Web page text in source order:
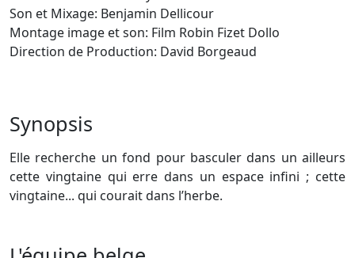
Son et Mixage: Benjamin Dellicour
Montage image et son: Film Robin Fizet Dollo
Direction de Production: David Borgeaud
Synopsis
Elle recherche un fond pour basculer dans un ailleurs
cette vingtaine qui erre dans un espace infini ; cette
vingtaine... qui courait dans l’herbe.